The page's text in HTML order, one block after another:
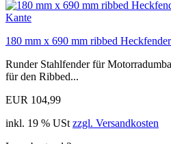
180 mm x 690 mm ribbed
Runder Stahlfender für
für den Ribbed...
EUR 104,99
inkl. 19 % USt zzgl. Versandkosten